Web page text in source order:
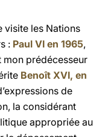
visite les Nations
: Paul VI en 1965,
mon prédécesseur
Benoît XVI, en
de
la considérant
appropriée au